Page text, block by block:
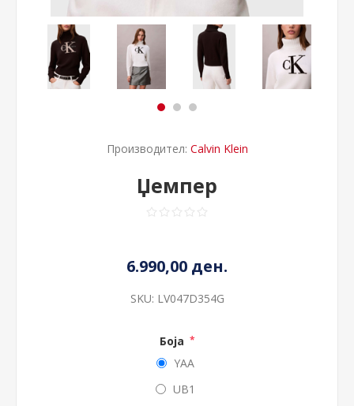
Производител: Calvin Klein
Џемпер
6.990,00 ден.
SKU: LV047D354G
Боја *
YAA
UB1